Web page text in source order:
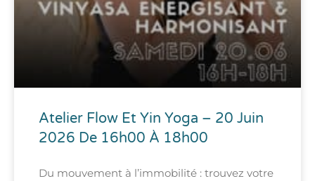
Atelier Flow Et Yin Yoga – 20 Juin
2026 De 16h00 À 18h00
Du mouvement à l’immobilité : trouvez votre